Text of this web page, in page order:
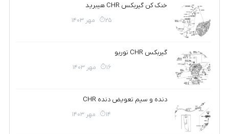
خنک کن گیربکس CHR هیبرید
25 مهر 1403
گیربکس CHR توربو
16 مهر 1403
دنده و سیم تعویض دنده CHR
14 مهر 1403